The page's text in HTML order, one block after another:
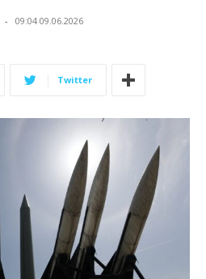
- 09:04 09.06.2026
Twitter